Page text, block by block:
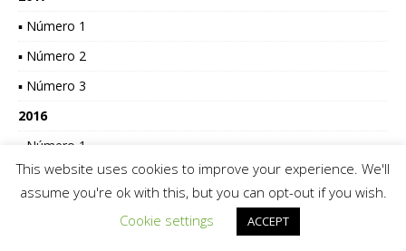
▪ Número 1
▪ Número 2
▪ Número 3
2016
▪ Número 1
▪ Suplemento 1
This website uses cookies to improve your experience. We'll
assume you're ok with this, but you can opt-out if you wish.
Cookie settings
ACCEPT